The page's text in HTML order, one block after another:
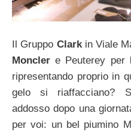
Il Gruppo Clarkin Viale
Moncler e Peuterey per
ripresentando proprio in
gelo si riaffacciano?
addosso dopo una
per voi: un bel piumino